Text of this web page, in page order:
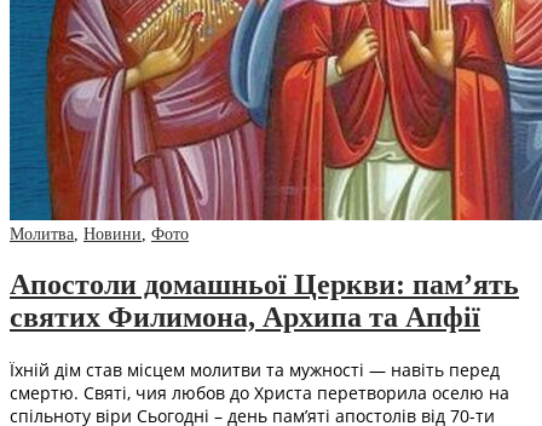
Молитва, Новини, Фото
Апостоли домашньої Церкви: пам’ять
святих Филимона, Архипа та Апфії
Їхній дім став місцем молитви та мужності — навіть перед
смертю. Святі, чия любов до Христа перетворила оселю на
спільноту віри Сьогодні – день пам’яті апостолів від 70-ти